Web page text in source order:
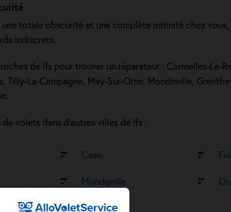
une totale obscurité et une complète intimité chez
indiscrets.
de Ifs pour trouver un réparateur : Cormelles-Le-
Tilly-La-Campagne, May-Sur-Orne, Mondeville,
volets dans d’autres villes de Ifs :
Caen
Mondeville